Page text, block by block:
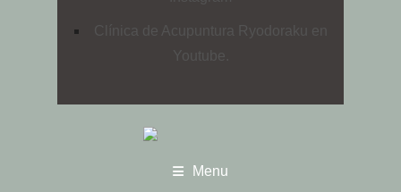
Clínica de Acupuntura Ryodoraku en
Youtube.
Menu